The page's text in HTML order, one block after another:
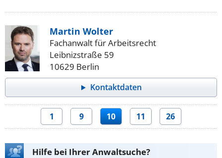
Martin Wolter
Fachanwalt für Arbeitsrecht
Leibnizstraße 59
10629 Berlin
Kontaktdaten
1 9 10 11 26
Hilfe bei Ihrer Anwaltsuche?